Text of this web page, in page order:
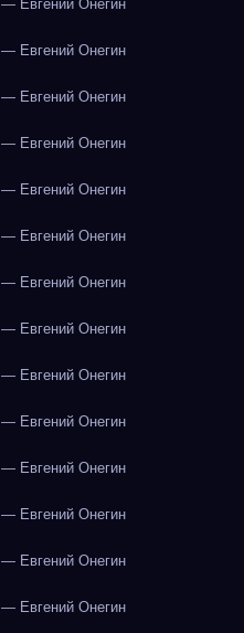
Евгений Онегин
Евгений Онегин
Евгений Онегин
Евгений Онегин
Евгений Онегин
Евгений Онегин
Евгений Онегин
Евгений Онегин
Евгений Онегин
Евгений Онегин
Евгений Онегин
Евгений Онегин
Евгений Онегин
Евгений Онегин